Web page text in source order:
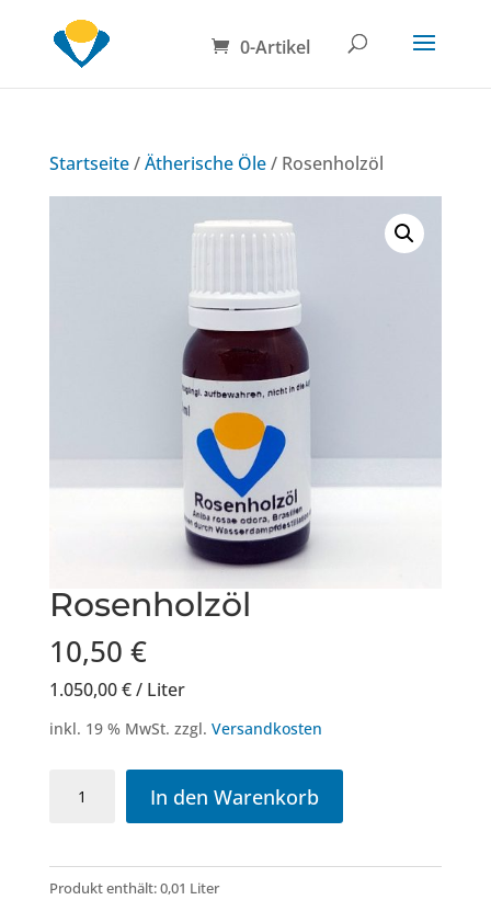
0-Artikel
Startseite/Ätherische Öle/ Rosenholzöl
Rosenholzöl
10,50 €
1.050,00€/ Liter
inkl. 19 % MwSt. zzgl. Versandkosten
In den Warenkorb
Produkt enthält: 0,01 Liter